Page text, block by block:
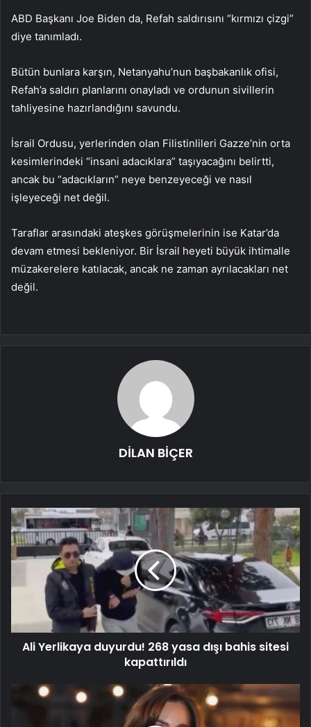
ABD Başkanı Joe Biden da, Refah saldırısını “kırmızı çizgi”
diye tanımladı.
Bütün bunlara karşın, Netanyahu’nun başbakanlık ofisi,
Refah’a saldırı planlarını onayladı ve ordunun sivillerin
tahliyesine hazırlandığını savundu.
İsrail Ordusu, yerlerinden olan Filistinlileri Gazze’nin orta
kesimlerindeki “insani adacıklara” taşıyacağını belirtti,
ancak bu “adacıkların” neye benzeyeceği ve nasıl
işleyeceği net değil.
Taraflar arasındaki ateşkes görüşmelerinin ise Katar’da
devam etmesi bekleniyor. Bir İsrail heyeti büyük ihtimalle
müzakerelere katılacak, ancak ne zaman ayrılacakları net
değil.
DİLAN BİÇER
Ali Yerlikaya duyurdu! 268 yasa dışı bahis sitesi
kapattırıldı